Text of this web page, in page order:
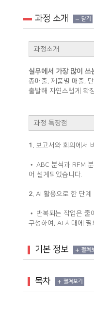
과정 소개 닫기
과정소개
실무에서 가장 많이 쓰
총매출, 제품별 매출,
출발해 자연스럽게 확
과정 특장점
1. 보고서와 회의에서
• ABC 분석과 RFM
어 설계되었습니다.
2. AI 활용으로 한 단계
• 반복되는 작업은 줄
구성하여, AI 시대에
기본 정보 펼쳐
목차 펼쳐보기